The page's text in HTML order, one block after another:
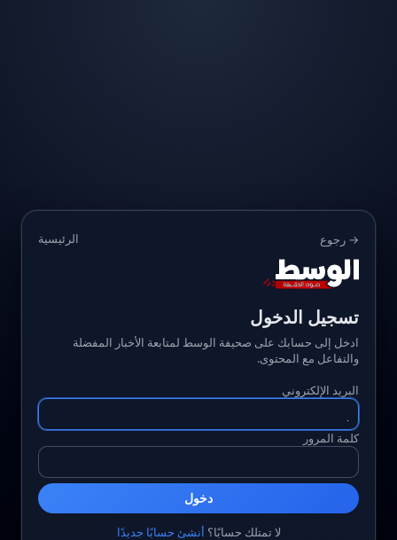
→ رجوع الرئيسية
تسجيل الدخول
ادخل إلى حسابك على صحيفة الوسط لمتابعة الأخبار المفضلة
والتفاعل مع المحتوى.
البريد الإلكتروني
كلمة المرور
دخول
لا تمتلك حسابًا؟ أنشئ حسابًا جديدًا